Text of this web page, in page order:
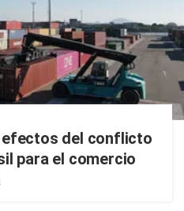
efectos del conflicto
para el comercio